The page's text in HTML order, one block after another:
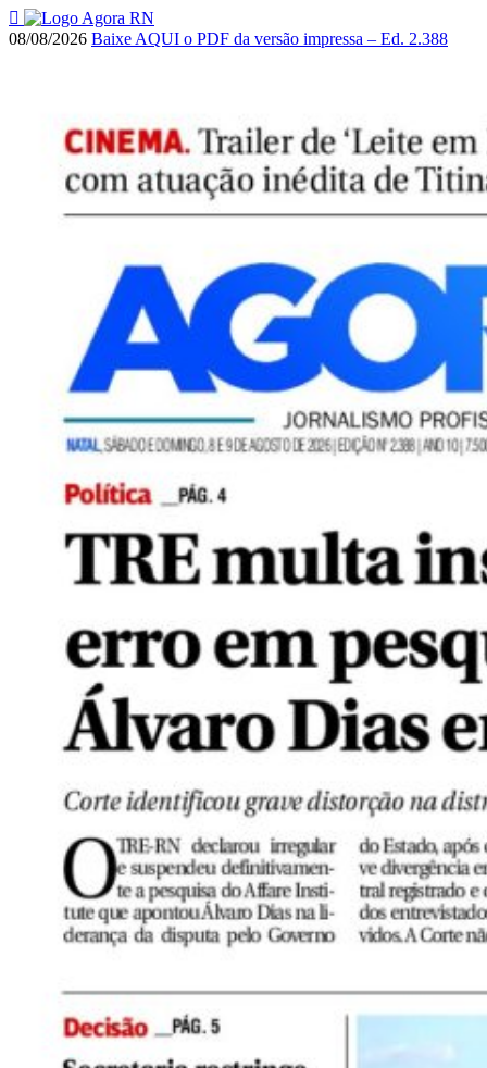
08/08/2026 Baixe AQUI o PDF da versão impressa – Ed. 2.388